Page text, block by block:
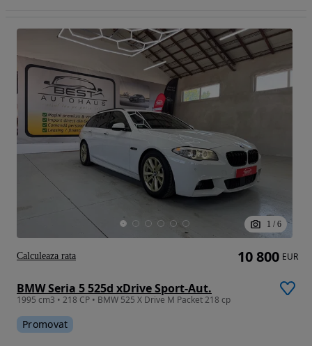
1 / 6
BMW Seria 5 525d xDrive Sport-Aut.
1995 cm3 • 218 CP • BMW 525 X Drive M Packet 218 cp
Promovat
10 800 EUR
Calculeaza rata